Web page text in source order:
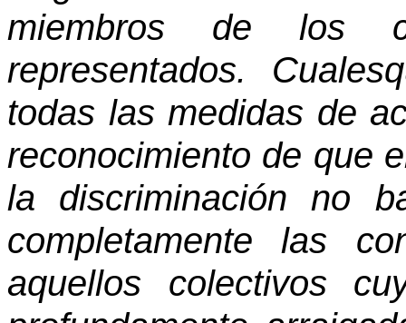
miembros de los
representados.
todas las medidas de
reconocimiento de que
la discriminación no
completamente las
aquellos colectivos